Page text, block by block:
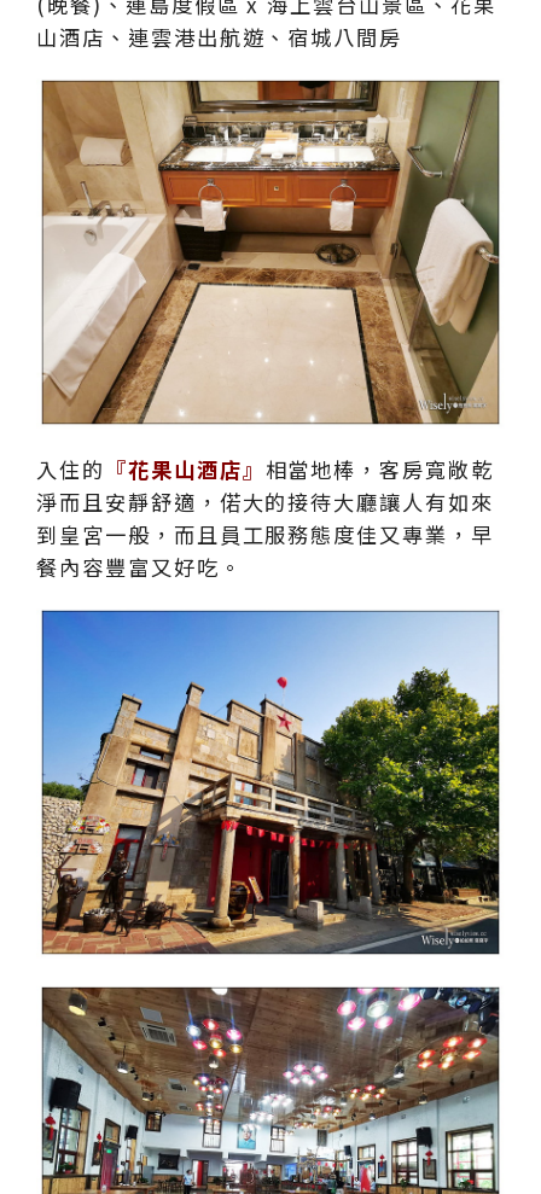
入住的 『花果山酒店』 相當地棒，客房寬敞乾
淨而且安靜舒適，偌大的接待大廳讓人有如來
到皇宮一般，而且員工服務態度佳又專業，早
餐內容豐富又好吃。